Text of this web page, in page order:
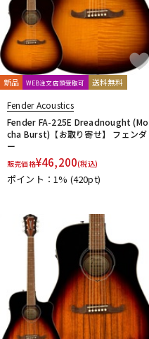
新品 WEB注文店頭受取可 送料無料
Fender Acoustics
Fender FA-225E Dreadnought (Mo
cha Burst)【お取り寄せ】 フェンダ
ー
販売価格¥46,200(税込)
ポイント：1% (420pt)